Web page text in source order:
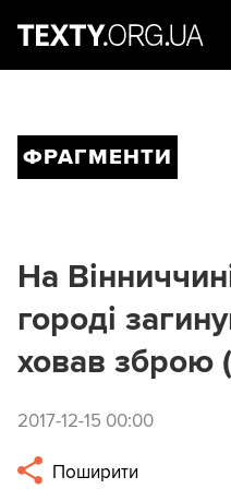
ФРАГМЕНТИ
На
городі
ховав
2017-12-15 00:00
Поширити